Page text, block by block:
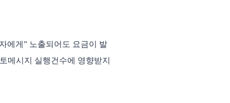
에게” 노출되어도 요금이 발
메시지 실행건수에 영향받지